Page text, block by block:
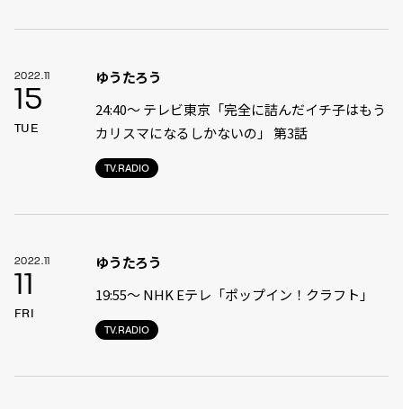
2022.11
15
TUE
TV.RADIO
ゆうたろう
24:40〜 テレビ東京「完全に詰んだイチ子はもう
カリスマになるしかないの」 第3話
2022.11
11
FRI
TV.RADIO
ゆうたろう
19:55〜 NHK Eテレ「ポップイン！クラフト」